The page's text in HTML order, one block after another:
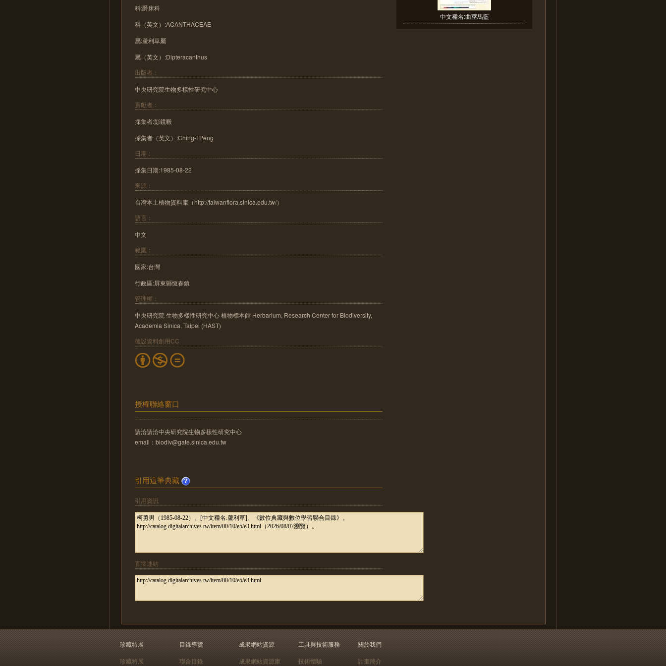
科:爵床科
科（英文）:ACANTHACEAE
屬:蘆利草屬
屬（英文）:Dipteracanthus
出版者：
中央研究院生物多樣性研究中心
貢獻者：
採集者:彭鏡毅
採集者（英文）:Ching-I Peng
日期：
採集日期:1985-08-22
來源：
台灣本土植物資料庫（http://taiwanflora.sinica.edu.tw/）
語言：
中文
範圍：
國家:台灣
行政區:屏東縣恆春鎮
管理權：
中央研究院 生物多樣性研究中心 植物標本館 Herbarium, Research Center for Biodiversity,
Academia Sinica, Taipei (HAST)
後設資料創用CC
授權聯絡窗口
請洽請洽中央研究院生物多樣性研究中心
email：biodiv@gate.sinica.edu.tw
引用這筆典藏
引用資訊
直接連結
中文種名:曲莖馬藍
珍藏特展
珍藏特展
目錄導覽
聯合目錄
成果網站資源
成果網站資源庫
工具與技術服務
技術體驗
關於我們
計畫簡介